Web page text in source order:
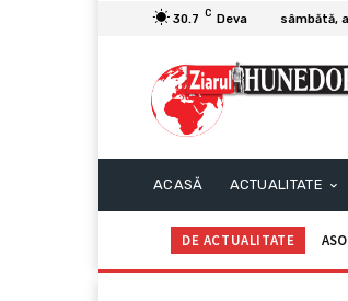
30.7 C Deva sâmbătă,
ACASĂ ACTUALITATE
DE ACTUALITATE